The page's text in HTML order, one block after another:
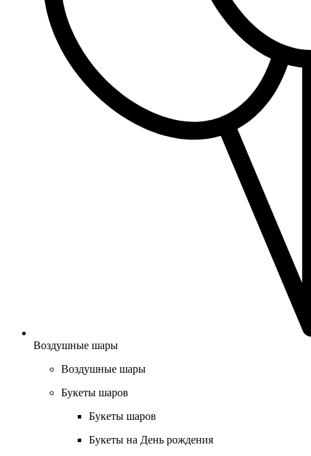
Воздушные шары
Воздушные шары
Букеты шаров
Букеты шаров
Букеты на День рождения